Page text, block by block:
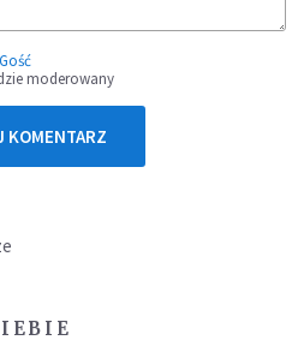
moderowany
KOMENTARZ